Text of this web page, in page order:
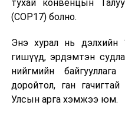
үүрэг бүхий
хөдөө аж
хуралдаан
14.00
“Монгол
аюулгүй
тухай конвенцын
(COP17) болно.
Энэ хурал нь дэлхийн
гишүүд, эрдэмтэн
нийгмийн
доройтол, ган
Улсын арга хэмжээ юм.